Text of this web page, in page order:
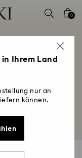
0
in Ihrem Land
nur an
können.